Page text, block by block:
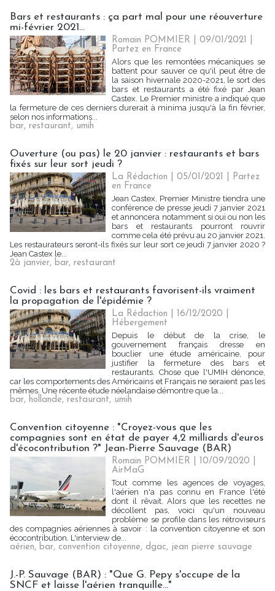
Bars et restaurants : ça part mal pour une réouverture
mi-février 2021...
Romain POMMIER | 09/01/2021
Partez en France
Alors que les remontées mécaniques se
battent pour sauver ce qu'il peut être de
la saison hivernale 2020-2021, le sort des
bars et restaurants a été fixé par Jean
Castex. Le Premier ministre a indiqué que
la fermeture de ces derniers durerait à minima jusqu'à la fin février,
selon nos informations...
bar, restaurant, umih
Ouverture (ou pas) le 20 janvier : restaurants et bars
fixés sur leur sort jeudi ?
La Rédaction | 05/01/2021
Partez
en France
Jean Castex, Premier Ministre tiendra une
conférence de presse jeudi 7 janvier 2021
et annoncera notamment si oui ou non les
bars et restaurants pourront rouvrir
comme cela été prévu au 20 janvier 2021.
Les restaurateurs seront-ils fixés sur leur sort ce jeudi 7 janvier 2020 ?
Jean Castex le...
2à janvier, bar, restaurant
Covid : les bars et restaurants favorisent-ils vraiment
la propagation de l'épidémie ?
La Rédaction | 16/12/2020
Hébergement
Depuis le début de la crise, le
gouvernement français dresse en
bouclier une étude américaine, pour
justifier la fermeture des bars et
restaurants. Chose que l'UMIH dénonce,
car les comportements des Américains et Français ne seraient pas les
mêmes. Une récente étude néelandaise démontre que la...
bar, hollande, restaurant, umih
Convention citoyenne : "Croyez-vous que les
compagnies sont en état de payer 4,2 milliards d'euros
d'écocontribution ?" Jean-Pierre Sauvage (BAR)
Romain POMMIER | 10/09/2020
AirMaG
Tout comme les agences de voyages,
l'aérien n'a pas connu en France l'été
dont il rêvait. Alors que les recettes ne
décollent pas, voici qu'un nouveau
problème se profile dans les rétroviseurs
des compagnies aériennes à savoir : la convention citoyenne et son
écocontribution. L'interview de...
aérien, bar, convention citoyenne, dgac, jean pierre sauvage
J.-P. Sauvage (BAR) : "Que G. Pepy s'occupe de la
SNCF et laisse l'aérien tranquille..."